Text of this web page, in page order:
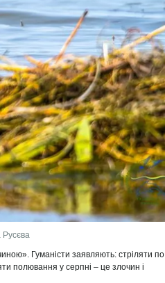
Русєва
Гуманісти заявляють: стріляти по
полювання у серпні – це злочин і